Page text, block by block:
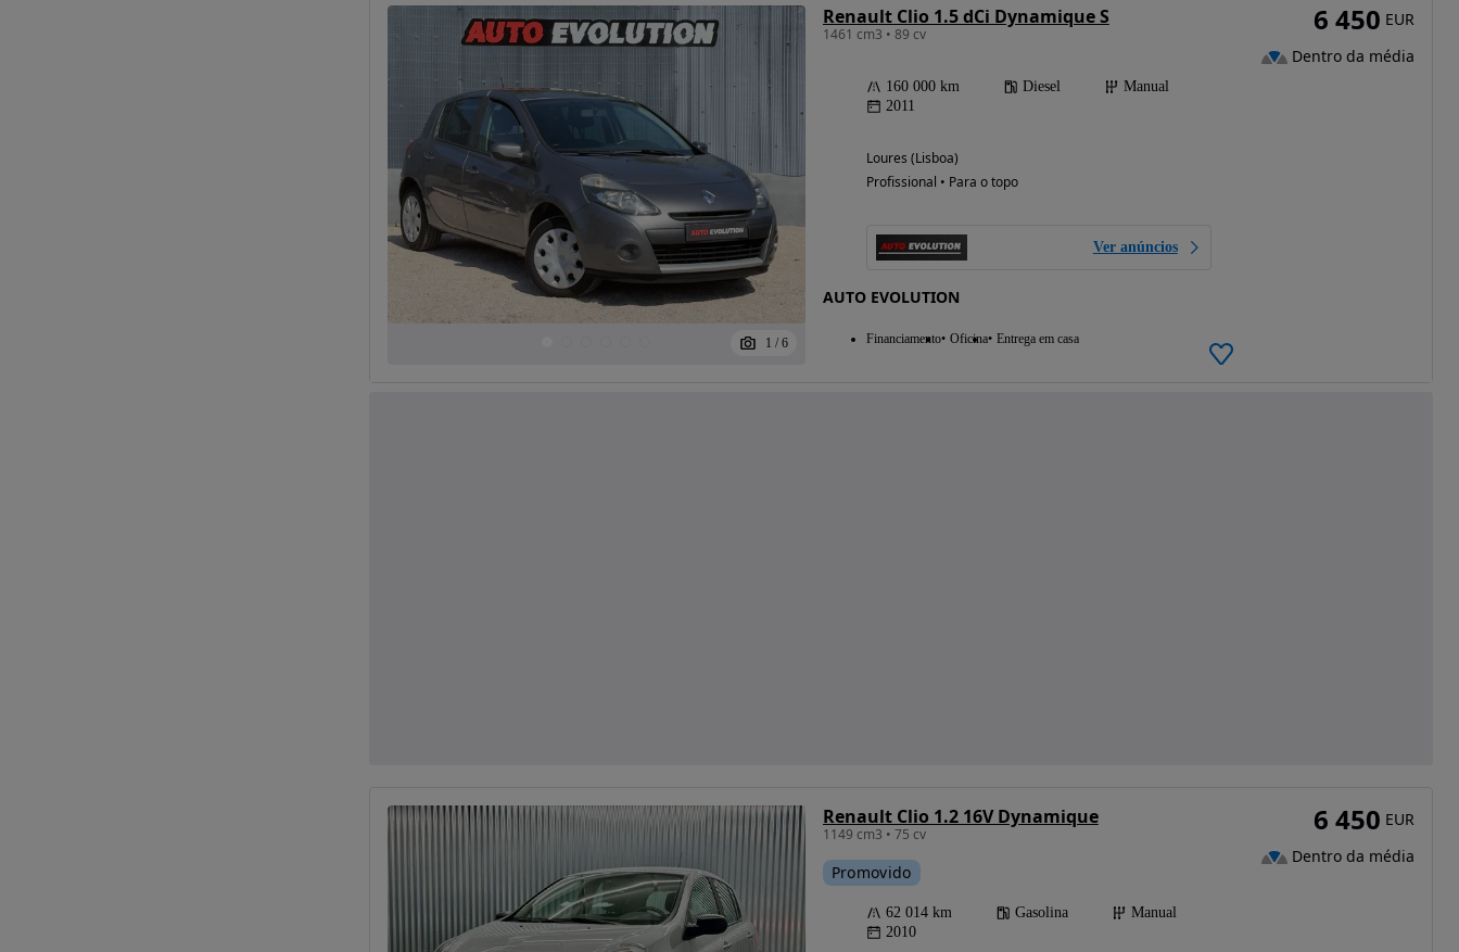
1 / 6
Renault Clio 1.5 dCi Dynamique S
1461 cm3 • 89 cv
160 000 km Diesel
Manual
2011
Loures (Lisboa)
Profissional • Para o topo
Ver anúncios
AUTO EVOLUTION
Financiamento Oficina Entrega em casa
6 450 EUR
Dentro da média
Renault Clio 1.2 16V Dynamique
1149 cm3 • 75 cv
Promovido
62 014 km Gasolina
Manual
2010
6 450 EUR
Dentro da média